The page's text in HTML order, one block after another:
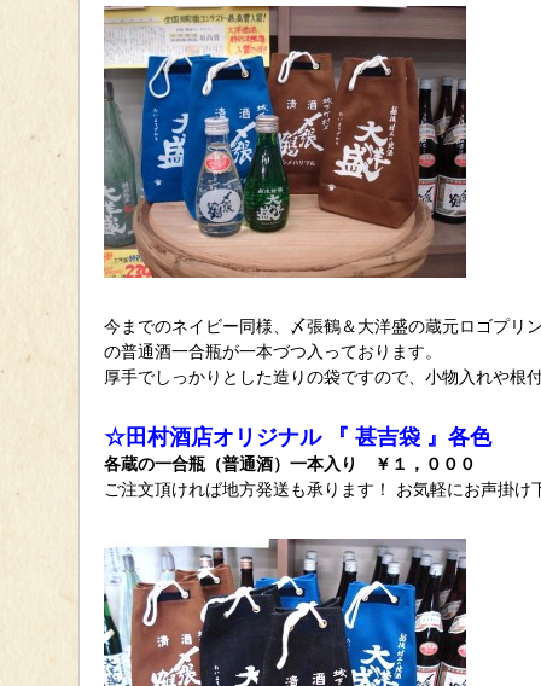
今までのネイビー同様、〆張鶴＆大洋盛の蔵元ロゴプリ
の普通酒一合瓶が一本づつ入っております。
厚手でしっかりとした造りの袋ですので、小物入れや根
☆田村酒店オリジナル 『 甚吉袋 』各色
各蔵の一合瓶（普通酒）一本入り ￥１，０００
ご注文頂ければ地方発送も承ります！ お気軽にお声掛け